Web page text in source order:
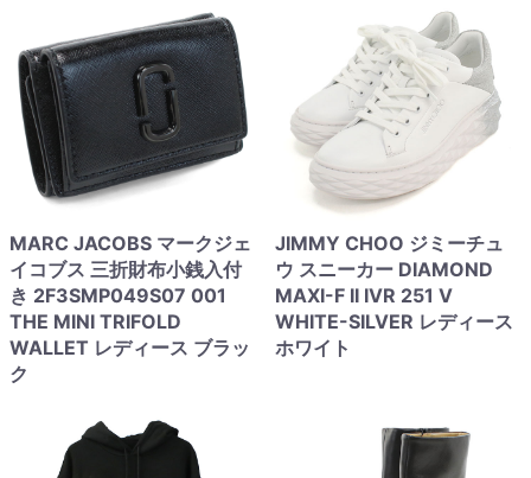
MARC JACOBS マークジェ
イコブス 三折財布小銭入付
き 2F3SMP049S07 001
THE MINI TRIFOLD
WALLET レディース ブラッ
ク
JIMMY CHOO ジミーチュ
ウ スニーカー DIAMOND
MAXI-F II IVR 251 V
WHITE-SILVER レディース
ホワイト